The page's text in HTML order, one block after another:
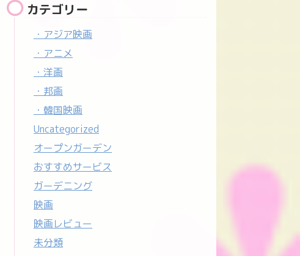
カテゴリー
・アジア映画
・アニメ
・洋画
・邦画
・韓国映画
Uncategorized
オープンガーデン
おすすめサービス
ガーデニング
映画
映画レビュー
未分類